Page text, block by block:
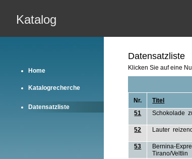
Katalog
Home
Katalogrecherche
Datensatzliste
Datensatzliste
Klicken Sie auf eine
Nr. Titel
51
Schokolade
52
Lauter
53
Bernina-
Tirano/Veltlin